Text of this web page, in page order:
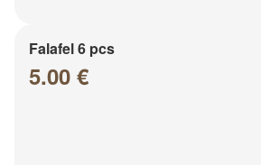
Falafel 6 pcs
5.00 €